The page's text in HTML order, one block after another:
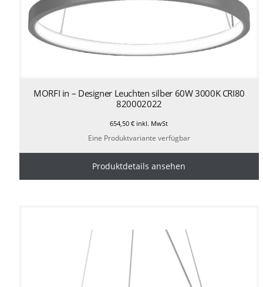
MORFI in – Designer Leuchten silber 60W 3000K CRI80
820002022
654,50€ inkl. MwSt
Eine Produktvariante verfügbar
Produktdetails ansehen